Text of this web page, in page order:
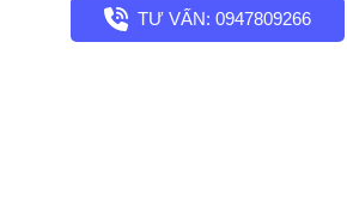
TƯ VẤN: 0947809266